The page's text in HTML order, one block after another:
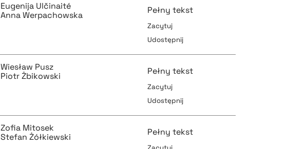
pobierz cytat
Eugenija Ulčinaité
Anna Werpachowska
Pełny tekst
Zacytuj
Udostępnij
pobierz cytat
Wiesław Pusz
Piotr Żbikowski
Pełny tekst
Zacytuj
Udostępnij
Zofia Mitosek
Stefan Żółkiewski
Pełny tekst